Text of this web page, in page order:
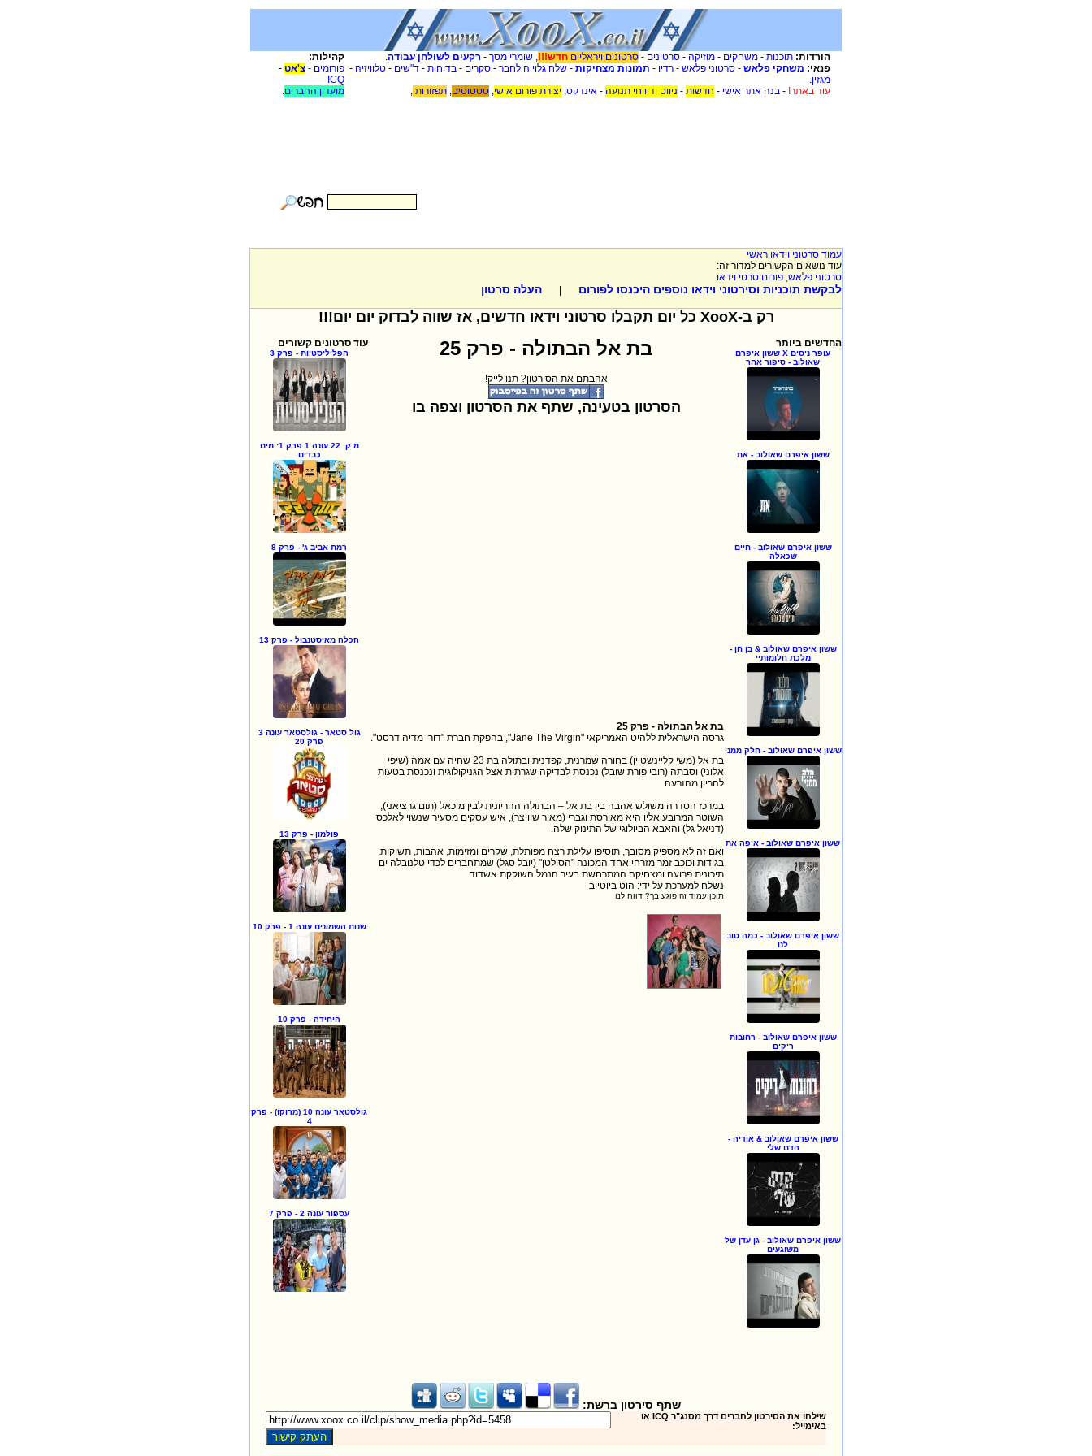
הורדות: תוכנות - משחקים - מוזיקה - סרטונים - סרטונים ויראליים חדש!!!, שומרי מסך - רקעים לשולחן עבודה.
פנאי: משחקי פלאש - סרטוני פלאש - רדיו - תמונות מצחיקות - שלח גלוייה לחבר - סקרים - בדיחות - ד"שים - טלוויזיה -
מגזין.
עוד באתר! - בנה אתר אישי - חדשות - ניווט ודיווחי תנועה - אינדקס, יצירת פורום אישי, סטטוסים, תפזורות ,
קהילות:
פורומים - צ'אט -
ICQ
מועדון החברים.
עמוד סרטוני וידאו ראשי
עוד נושאים הקשורים למדור זה:
סרטוני פלאש, פורום סרטי וידאו.
לבקשת תוכניות וסירטוני וידאו נוספים היכנסו לפורום העלה סרטון
רק ב-XooX כל יום תקבלו סרטוני וידאו חדשים, אז שווה לבדוק יום יום!!!
החדשים ביותר
עופר ניסים X ששון איפרם
שאולוב - סיפור אחר
ששון איפרם שאולוב - את
ששון איפרם שאולוב - חיים
שכאלה
ששון איפרם שאולוב & בן חן -
מלכת חלומותיי
ששון איפרם שאולוב - חלק ממני
ששון איפרם שאולוב - איפה את
ששון איפרם שאולוב - כמה טוב
לנו
ששון איפרם שאולוב - רחובות
ריקים
ששון איפרם שאולוב & אודיה -
הדם שלי
ששון איפרם שאולוב - גן עדן של
משוגעים
בת אל הבתולה - פרק 25
אהבתם את הסירטון? תנו לייק!
הסרטון בטעינה, שתף את הסרטון וצפה בו
בת אל הבתולה - פרק 25
בת אל (משי קליינשטיין) בחורה שמרנית, קפדנית ובתולה בת 23 שחיה עם אמה (שיפי
אלוני) וסבתה (רובי פורת שובל) נכנסת לבדיקה שגרתית אצל הגניקולוגית ונכנסת בטעות
במרכז הסדרה משולש אהבה בין בת אל – הבתולה ההריונית לבין מיכאל (תום גרציאני),
השוטר המרובע אליו היא מאורסת וגברי (מאור שוויצר), איש עסקים מסעיר שנשוי לאלכס
ואם זה לא מספיק מסובך, תוסיפו עלילת רצח מפותלת, שקרים ומזימות, אהבות, תשוקות,
בגידות וכוכב זמר מזרחי אחד המכונה "הסולטן" (יובל סגל) שמתחברים לכדי טלנובלה ים
תיכונית פרועה ומצחיקה המתרחשת בעיר הנמל השוקקת אשדוד.
נשלח למערכת על ידי: הוט ביוטיוב
תוכן עמוד זה פוגע בך? דווח לנו
עוד סרטונים קשורים
הפליליסטיות - פרק 3
מ.ק. 22 עונה 1 פרק 1: מים
כבדים
רמת אביב ג' - פרק 8
הכלה מאיסטנבול - פרק 13
גול סטאר - גולסטאר עונה 3
פרק 20
פולמון - פרק 13
שנות השמונים עונה 1 - פרק 10
היחידה - פרק 10
גולסטאר עונה 10 (מרוקו) - פרק
4
עספור עונה 2 - פרק 7
שתף סירטון ברשת:
שילחו את הסירטון לחברים דרך מסנג"ר ICQ או
באימייל: